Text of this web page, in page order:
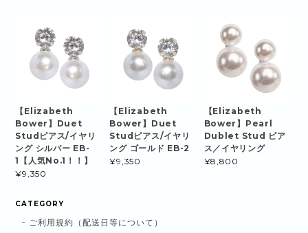
【Elizabeth
Bower】Duet
Studピアス/イヤリ
ング シルバー EB-
1【人気No.1！！】
¥9,350
【Elizabeth
Bower】Duet
Studピアス/イヤリ
ング ゴールド EB-2
¥9,350
【Elizabeth
Bower】Pearl
Dublet Stud ピア
ス／イヤリング
¥8,800
CATEGORY
ご利用規約（配送日等について）